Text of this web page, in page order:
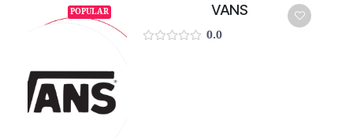
POPULAR VANS
0.0